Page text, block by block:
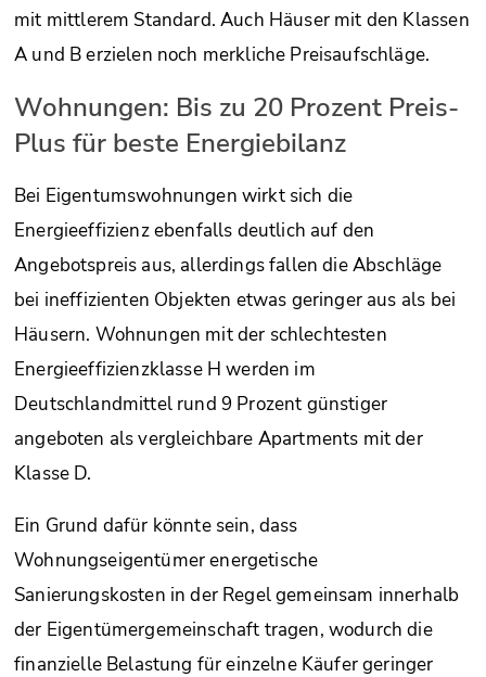
mit mittlerem Standard. Auch Häuser mit den Klassen
A und B erzielen noch merkliche Preisaufschläge.
Wohnungen: Bis zu 20 Prozent Preis-
Plus für beste Energiebilanz
Bei Eigentumswohnungen wirkt sich die
Energieeffizienz ebenfalls deutlich auf den
Angebotspreis aus, allerdings fallen die Abschläge
bei ineffizienten Objekten etwas geringer aus als bei
Häusern. Wohnungen mit der schlechtesten
Energieeffizienzklasse H werden im
Deutschlandmittel rund 9 Prozent günstiger
angeboten als vergleichbare Apartments mit der
Klasse D.
Ein Grund dafür könnte sein, dass
Wohnungseigentümer energetische
Sanierungskosten in der Regel gemeinsam innerhalb
der Eigentümergemeinschaft tragen, wodurch die
finanzielle Belastung für einzelne Käufer geringer